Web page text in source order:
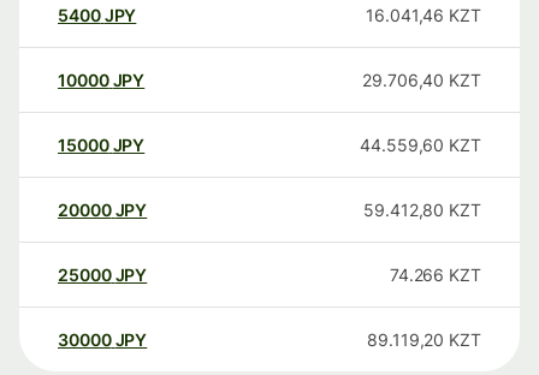
5400JPY 16.041,46 KZT
10000 JPY 29.706,40 KZT
15000 JPY 44.559,60 KZT
20000 JPY 59.412,80 KZT
25000 JPY 74.266 KZT
30000 JPY 89.119,20 KZT